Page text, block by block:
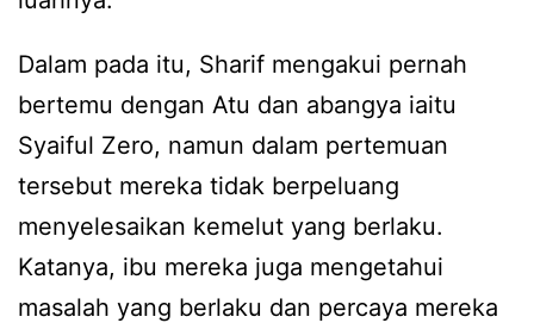
Dalam pada itu, Sharif mengakui pernah
bertemu dengan Atu dan abangya iaitu
Syaiful Zero, namun dalam pertemuan
tersebut mereka tidak berpeluang
menyelesaikan kemelut yang berlaku.
Katanya, ibu mereka juga mengetahui
masalah yang berlaku dan percaya mereka